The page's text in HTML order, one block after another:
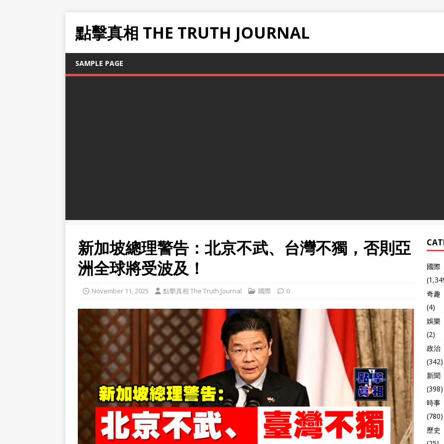
點擊真相 THE TRUTH JOURNAL
SAMPLE PAGE
新加坡總理警告：北京不武、台灣不獨，否則亞
洲全球將受波及！
November 11, 2025 點擊真相 The Truth Journal 國際 0
國際
奇趣
(4)
娛樂
(2)
政治
(342)
新聞
(398)
時事
(780)
歷史